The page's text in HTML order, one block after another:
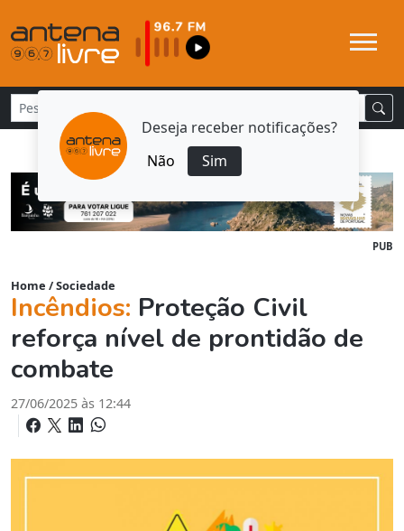
Deseja receber notificações?
Não
Sim
PUB
Home /Sociedade
Incêndios: Proteção Civil
reforça nível de prontidão de
combate
27/06/2025 às 12:44